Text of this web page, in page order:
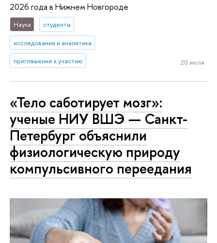
2026 года в Нижнем Новгороде
Наука студенты
исследования и аналитика
приглашение к участию 20 июля
«Тело саботирует мозг»:
ученые НИУ ВШЭ — Санкт-
Петербург объяснили
физиологическую природу
компульсивного переедания